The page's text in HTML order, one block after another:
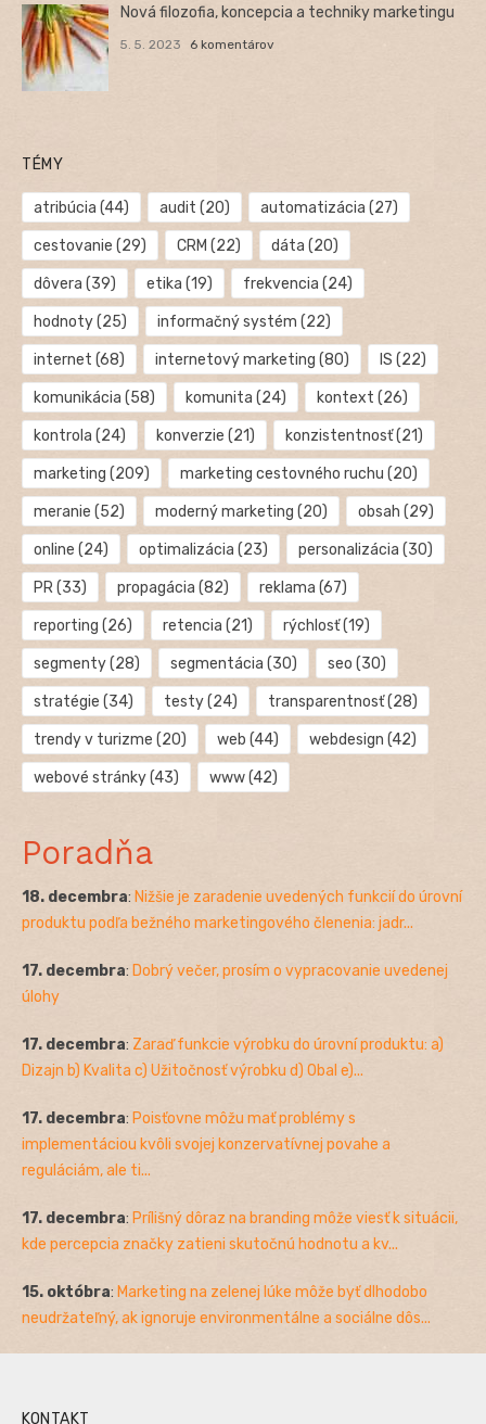
Nová filozofia, koncepcia a techniky marketingu
5. 5. 2023 6 komentárov
TÉMY
atribúcia (44) audit (20) automatizácia (27)
cestovanie (29) CRM (22) dáta (20)
dôvera (39) etika (19) frekvencia (24)
hodnoty(25) informačný systém (22)
internet (68) internetový marketing (80) IS (22)
komunikácia (58) komunita (24) kontext (26)
kontrola (24) konverzie (21) konzistentnosť(21)
marketing (209) marketing cestovného ruchu (20)
meranie (52) moderný marketing (20) obsah (29)
online (24) optimalizácia (23) personalizácia (30)
PR(33) propagácia (82) reklama (67)
reporting (26) retencia (21) rýchlosť(19)
segmenty(28) segmentácia (30) seo (30)
stratégie (34) testy(24) transparentnosť(28)
trendy v turizme (20) web (44) webdesign (42)
webové stránky(43) www(42)
Poradňa
18. decembra: Nižšie je zaradenie uvedených funkcií do úrovní
produktu podľa bežného marketingového členenia: jadr...
17. decembra: Dobrý večer, prosím o vypracovanie uvedenej
úlohy
17. decembra: Zaraď funkcie výrobku do úrovní produktu: a)
Dizajn b) Kvalita c) Užitočnosť výrobku d) Obal e)...
17. decembra: Poisťovne môžu mať problémy s
implementáciou kvôli svojej konzervatívnej povahe a
reguláciám, ale ti...
17. decembra: Prílišný dôraz na branding môže viesť k situácii,
kde percepcia značky zatieni skutočnú hodnotu a kv...
15. októbra: Marketing na zelenej lúke môže byť dlhodobo
neudržateľný, ak ignoruje environmentálne a sociálne dôs...
KONTAKT